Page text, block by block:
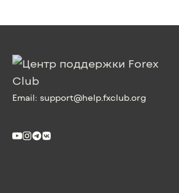
Email: support@help.fxclub.org